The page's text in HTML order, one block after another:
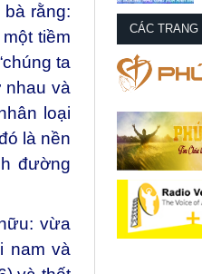
rằng:
tiềm
ta
nhau và
loại
là nền
đường
vừa
nam và
CÁC